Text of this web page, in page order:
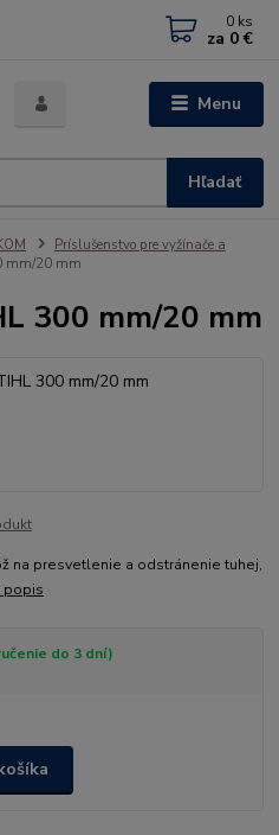
Menu
Hľadať
0 ks
za 0 €
Príslušenstvo pre vyžínače a
mm/20 mm
300 mm/20 mm
na presvetlenie a odstránenie tuhej,
popis
do 3 dní)